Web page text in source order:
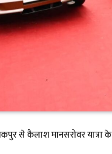
से कैलाश मानसरोवर यात्रा के